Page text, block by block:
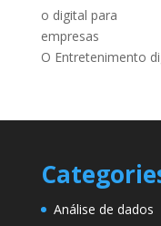
O Entretenimento
Análise de dados